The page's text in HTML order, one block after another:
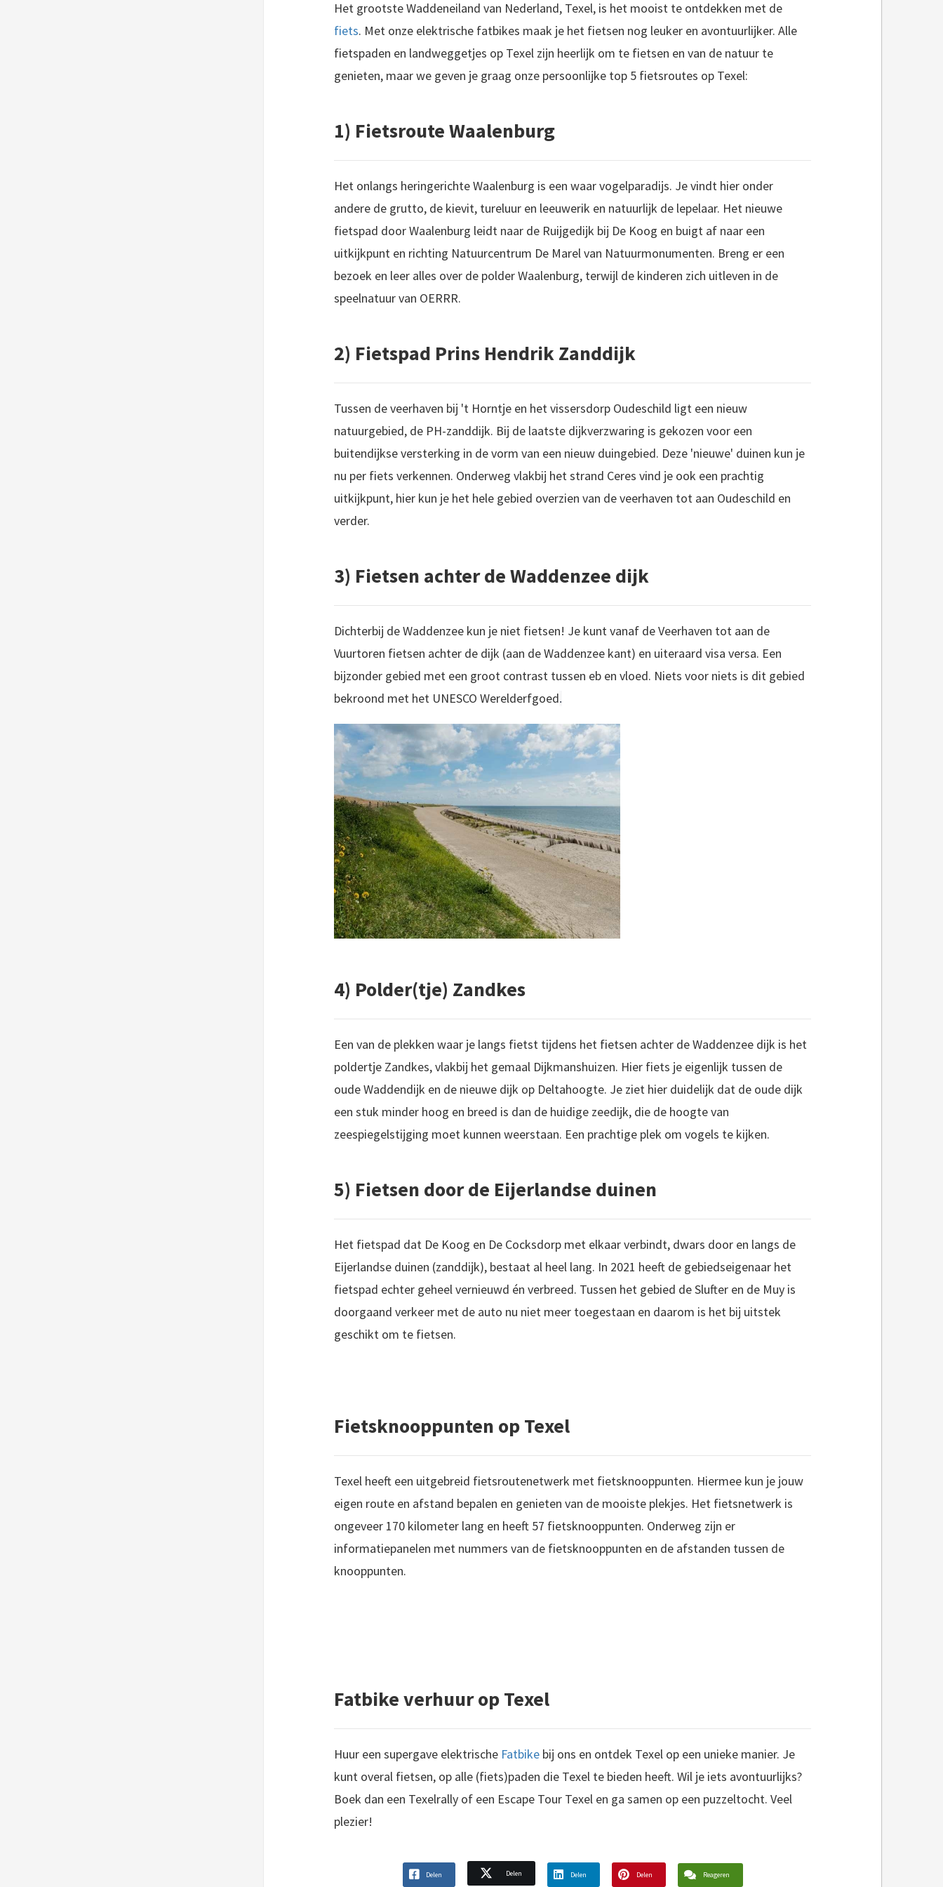
Het grootste Waddeneiland van Nederland, Texel, is het mooist te ontdekken met de
fiets. Met onze elektrische fatbikes maak je het fietsen nog leuker en avontuurlijker. Alle
fietspaden en landweggetjes op Texel zijn heerlijk om te fietsen en van de natuur te
genieten, maar we geven je graag onze persoonlijke top 5 fietsroutes op Texel:
1) Fietsroute Waalenburg
Het onlangs heringerichte Waalenburg is een waar vogelparadijs. Je vindt hier onder
andere de grutto, de kievit, tureluur en leeuwerik en natuurlijk de lepelaar. Het nieuwe
fietspad door Waalenburg leidt naar de Ruijgedijk bij De Koog en buigt af naar een
uitkijkpunt en richting Natuurcentrum De Marel van Natuurmonumenten. Breng er een
bezoek en leer alles over de polder Waalenburg, terwijl de kinderen zich uitleven in de
speelnatuur van OERRR.
2) Fietspad Prins Hendrik Zanddijk
Tussen de veerhaven bij 't Horntje en het vissersdorp Oudeschild ligt een nieuw
natuurgebied, de PH-zanddijk. Bij de laatste dijkverzwaring is gekozen voor een
buitendijkse versterking in de vorm van een nieuw duingebied. Deze 'nieuwe' duinen kun je
nu per fiets verkennen. Onderweg vlakbij het strand Ceres vind je ook een prachtig
uitkijkpunt, hier kun je het hele gebied overzien van de veerhaven tot aan Oudeschild en
verder.
3) Fietsen achter de Waddenzee dijk
Dichterbij de Waddenzee kun je niet fietsen! Je kunt vanaf de Veerhaven tot aan de
Vuurtoren fietsen achter de dijk (aan de Waddenzee kant) en uiteraard visa versa. Een
bijzonder gebied met een groot contrast tussen eb en vloed. Niets voor niets is dit gebied
bekroond met het UNESCO Werelderfgoed.
4) Polder(tje) Zandkes
Een van de plekken waar je langs fietst tijdens het fietsen achter de Waddenzee dijk is het
poldertje Zandkes, vlakbij het gemaal Dijkmanshuizen. Hier fiets je eigenlijk tussen de
oude Waddendijk en de nieuwe dijk op Deltahoogte. Je ziet hier duidelijk dat de oude dijk
een stuk minder hoog en breed is dan de huidige zeedijk, die de hoogte van
zeespiegelstijging moet kunnen weerstaan. Een prachtige plek om vogels te kijken.
5) Fietsen door de Eijerlandse duinen
Het fietspad dat De Koog en De Cocksdorp met elkaar verbindt, dwars door en langs de
Eijerlandse duinen (zanddijk), bestaat al heel lang. In 2021 heeft de gebiedseigenaar het
fietspad echter geheel vernieuwd én verbreed. Tussen het gebied de Slufter en de Muy is
doorgaand verkeer met de auto nu niet meer toegestaan en daarom is het bij uitstek
geschikt om te fietsen.
Fietsknooppunten op Texel
Texel heeft een uitgebreid fietsroutenetwerk met fietsknooppunten. Hiermee kun je jouw
eigen route en afstand bepalen en genieten van de mooiste plekjes. Het fietsnetwerk is
ongeveer 170 kilometer lang en heeft 57 fietsknooppunten. Onderweg zijn er
informatiepanelen met nummers van de fietsknooppunten en de afstanden tussen de
knooppunten.
Fatbike verhuur op Texel
Huur een supergave elektrische Fatbike bij ons en ontdek Texel op een unieke manier. Je
kunt overal fietsen, op alle (fiets)paden die Texel te bieden heeft. Wil je iets avontuurlijks?
Boek dan een Texelrally of een Escape Tour Texel en ga samen op een puzzeltocht. Veel
plezier!
Delen Delen Delen Delen Reageren